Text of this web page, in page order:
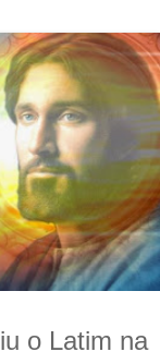
o Latim na